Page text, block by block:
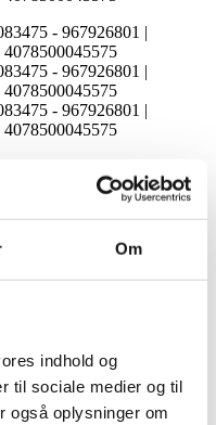
Om
indhold og
til sociale medier og til
også oplysninger om